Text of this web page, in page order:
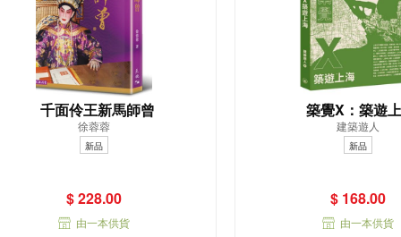
千面伶王新馬師曾
徐蓉蓉
新品
$ 228.00
由一本供貨
築覺X：築遊
建築遊人
新品
$ 168.00
由一本供貨